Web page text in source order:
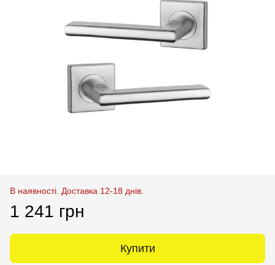
В наявності. Доставка 12-18 днів.
1 241 грн
Купити